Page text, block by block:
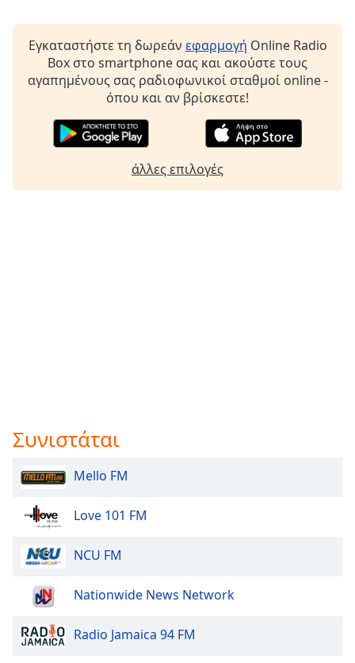
Εγκαταστήστε τη δωρεάν εφαρμογή Online Radio
Box στο smartphone σας και ακούστε τους
αγαπημένους σας ραδιοφωνικοί σταθμοί online -
όπου και αν βρίσκεστε!
άλλες επιλογές
Συνιστάται
Mello FM
Love 101 FM
NCU FM
Nationwide News Network
Radio Jamaica 94 FM